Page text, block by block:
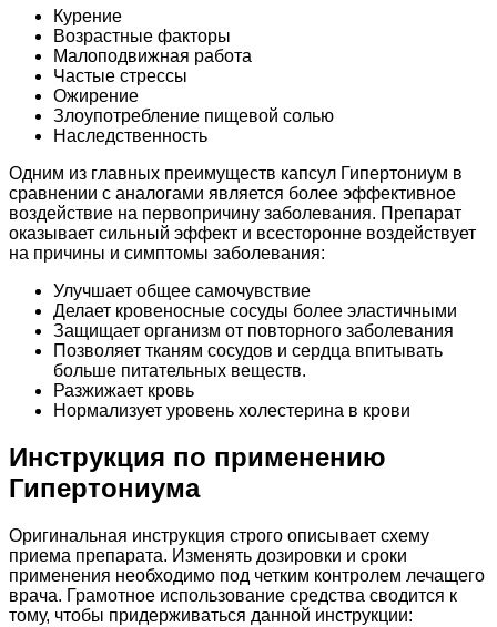
Курение
Возрастные факторы
Малоподвижная работа
Частые стрессы
Ожирение
Злоупотребление пищевой солью
Наследственность
Одним из главных преимуществ капсул Гипертониум в
сравнении с аналогами является более эффективное
воздействие на первопричину заболевания. Препарат
оказывает сильный эффект и всесторонне воздействует
на причины и симптомы заболевания:
Улучшает общее самочувствие
Делает кровеносные сосуды более эластичными
Защищает организм от повторного заболевания
Позволяет тканям сосудов и сердца впитывать
больше питательных веществ.
Разжижает кровь
Нормализует уровень холестерина в крови
Инструкция по применению
Гипертониума
Оригинальная инструкция строго описывает схему
приема препарата. Изменять дозировки и сроки
применения необходимо под четким контролем лечащего
врача. Грамотное использование средства сводится к
тому, чтобы придерживаться данной инструкции: